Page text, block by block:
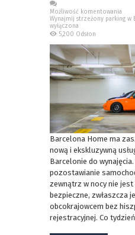
Możliwość komentowania
Wynajmij strzeżony parking w
wyłączona
5,200 Odsłon
Barcelona Home ma
nową i ekskluzywną
Barcelonie do
pozostawianie
zewnątrz w nocy nie
bezpieczne, zwłaszcza
obcokrajowcem bez
rejestracyjnej. Co